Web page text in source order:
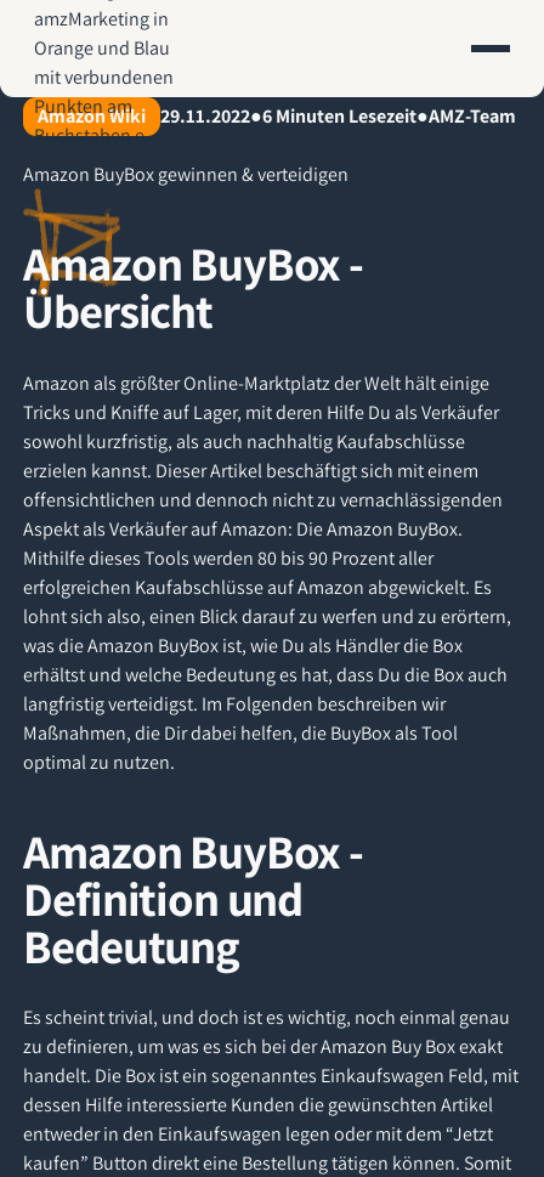
AMZ-Marketing.de - Amazon Agentur für profitables Wachstum
Amazon Wiki 29.11.2022●6Minuten Lesezeit●AMZ-Team
Amazon BuyBox gewinnen & verteidigen
Amazon BuyBox -
Übersicht
Amazon als größter Online-Marktplatz der Welt hält einige
Tricks und Kniffe auf Lager, mit deren Hilfe Du als Verkäufer
sowohl kurzfristig, als auch nachhaltig Kaufabschlüsse
erzielen kannst. Dieser Artikel beschäftigt sich mit einem
offensichtlichen und dennoch nicht zu vernachlässigenden
Aspekt als Verkäufer auf Amazon: Die Amazon BuyBox.
Mithilfe dieses Tools werden 80 bis 90 Prozent aller
erfolgreichen Kaufabschlüsse auf Amazon abgewickelt. Es
lohnt sich also, einen Blick darauf zu werfen und zu erörtern,
was die Amazon BuyBox ist, wie Du als Händler die Box
erhältst und welche Bedeutung es hat, dass Du die Box auch
langfristig verteidigst. Im Folgenden beschreiben wir
Maßnahmen, die Dir dabei helfen, die BuyBox als Tool
optimal zu nutzen.
Amazon BuyBox -
Definition und
Bedeutung
Es scheint trivial, und doch ist es wichtig, noch einmal genau
zu definieren, um was es sich bei der Amazon Buy Box exakt
handelt. Die Box ist ein sogenanntes Einkaufswagen Feld, mit
dessen Hilfe interessierte Kunden die gewünschten Artikel
entweder in den Einkaufswagen legen oder mit dem “Jetzt
kaufen” Button direkt eine Bestellung tätigen können. Somit